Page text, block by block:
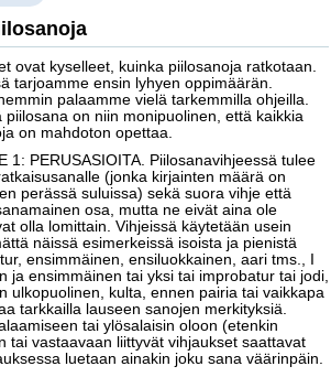
ovat kyselleet, kuinka piilosanoja ratkotaan.
tarjoamme ensin lyhyen oppimäärän.
palaamme vielä tarkemmilla ohjeilla.
piilosana on niin monipuolinen, että kaikkia
on mahdoton opettaa.
1: PERUSASIOITA. Piilosanavihjeessä tulee
(jonka kirjainten määrä on
perässä suluissa) sekä suora vihje että
osa, mutta ne eivät aina ole
olla lomittain. Vihjeissä käytetään usein
näissä esimerkeissä isoista ja pienistä
ensimmäinen, ensiluokkainen, aari tms., I
ja ensimmäinen tai yksi tai improbatur tai jodi,
ulkopuolinen, kulta, ennen pairia tai vaikkapa
tarkkailla lauseen sanojen merkityksiä.
tai ylösalaisin oloon (etenkin
tai vastaavaan liittyvät vihjaukset saattavat
luetaan ainakin joku sana väärinpäin.